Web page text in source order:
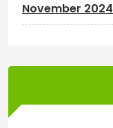
November 2024